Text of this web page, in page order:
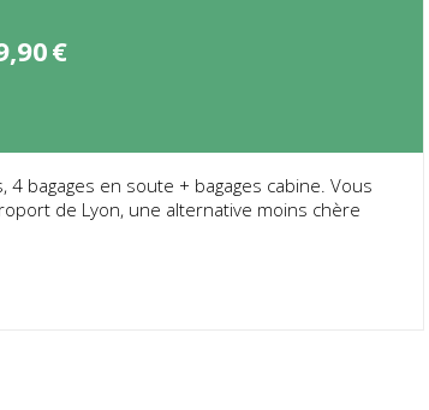
€
4 bagages en soute + bagages cabine. Vous
de Lyon, une alternative moins chère